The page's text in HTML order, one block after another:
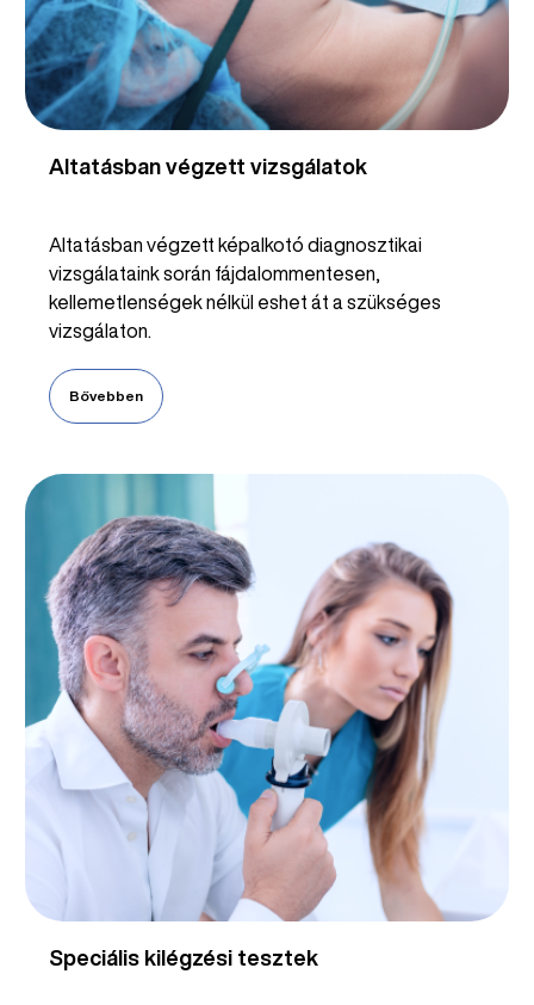
Altatásban végzett vizsgálatok
Altatásban végzett képalkotó diagnosztikai
vizsgálataink során fájdalommentesen,
kellemetlenségek nélkül eshet át a szükséges
vizsgálaton.
Bővebben
Speciális kilégzési tesztek